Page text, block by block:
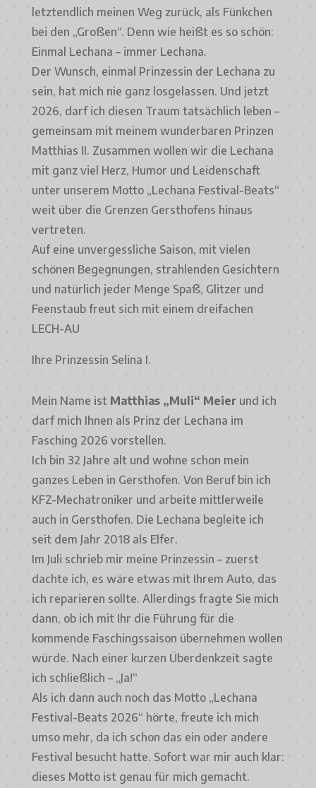
letztendlich meinen Weg zurück, als Fünkchen
bei den „Großen“. Denn wie heißt es so schön:
Einmal Lechana – immer Lechana.
Der Wunsch, einmal Prinzessin der Lechana zu
sein, hat mich nie ganz losgelassen. Und jetzt
2026, darf ich diesen Traum tatsächlich leben –
gemeinsam mit meinem wunderbaren Prinzen
Matthias II. Zusammen wollen wir die Lechana
mit ganz viel Herz, Humor und Leidenschaft
unter unserem Motto „Lechana Festival-Beats“
weit über die Grenzen Gersthofens hinaus
vertreten.
Auf eine unvergessliche Saison, mit vielen
schönen Begegnungen, strahlenden Gesichtern
und natürlich jeder Menge Spaß, Glitzer und
Feenstaub freut sich mit einem dreifachen
LECH-AU
Ihre Prinzessin Selina I.
Mein Name ist Matthias „Muli“ Meierund ich
darf mich Ihnen als Prinz der Lechana im
Fasching 2026 vorstellen.
Ich bin 32 Jahre alt und wohne schon mein
ganzes Leben in Gersthofen. Von Beruf bin ich
KFZ-Mechatroniker und arbeite mittlerweile
auch in Gersthofen. Die Lechana begleite ich
seit dem Jahr 2018 als Elfer.
Im Juli schrieb mir meine Prinzessin – zuerst
dachte ich, es wäre etwas mit Ihrem Auto, das
ich reparieren sollte. Allerdings fragte Sie mich
dann, ob ich mit Ihr die Führung für die
kommende Faschingssaison übernehmen wollen
würde. Nach einer kurzen Überdenkzeit sagte
ich schließlich – „Ja!“
Als ich dann auch noch das Motto „Lechana
Festival-Beats 2026“ hörte, freute ich mich
umso mehr, da ich schon das ein oder andere
Festival besucht hatte. Sofort war mir auch klar:
dieses Motto ist genau für mich gemacht.